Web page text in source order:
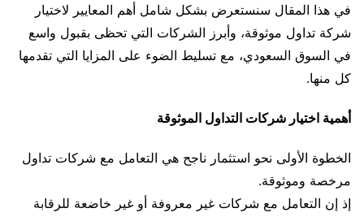
في هذا المقال سنستعرض بشكل شامل أهم المعايير لاختيار
شركة تداول موثوقة، وأبرز الشركات التي تحظى بقبول واسع
في السوق السعودي، مع تسليط الضوء على المزايا التي تقدمها
كل منها.
أهمية اختيار شركات التداول الموثوقة
الخطوة الأولى نحو استثمار ناجح هي التعامل مع شركات تداول
مرخصة وموثوقة.
إذ إن التعامل مع شركات غير معروفة أو غير خاضعة للرقابة